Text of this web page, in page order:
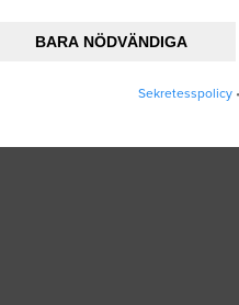
BARA NÖDVÄNDIGA
Sekretesspolicy •
att
.